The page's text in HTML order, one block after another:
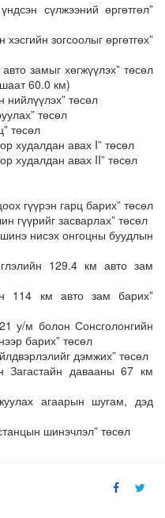
сүлжээний өргөтгөл”
зогсоолыг өргөтгөх”
замыг хөгжүүлэх” төсөл
60.0 км)
төсөл
төсөл
төсөл
худалдан авах I” төсөл
худалдан авах II” төсөл
гүүрэн гарц барих” төсөл
гүүрийг засварлах” төсөл
нисэх онгоцны буудлын
129.4 км авто зам
114 км авто зам барих”
у/м болон Сонсголонгийн
барих” төсөл
дэмжих” төсөл
Загастайн давааны 67 км
агаарын шугам, дэд
шинэчлэл” төсөл